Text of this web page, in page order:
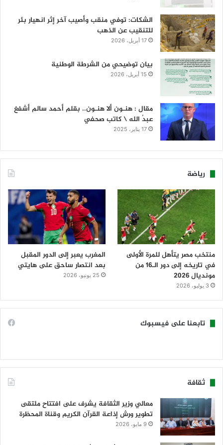
الشكات: توفي منقب وأصيب آخر إثر انهيار بئر
للتنقيب عن الذهب
17 أبريل، 2026
بيان توضيحي من الشرطة الوطنية
15 أبريل، 2026
مقال : هنـون ألا هنـون.. بقلم أحمد سالم أشفغ
عبدُ الله \ كاتب صحفي
17 يناير، 2025
رياضة
منتخب مصر يتأهل للمرة الأولى
في تاريخه إلى دور الـ16 من
مونديال 2026
3 يوليو، 2026
المغرب يعبر إلى الدور المقبل
بعد انتصار ساحق على هايتي
25 يونيو، 2026
تابعنا على فيسبوك
ثقافة
معالي وزير الثقافة يشرف على افتتاح ملتقى
تطوير ورش إذاعة القرآن الكريم وقناة المحظرة
9 مايو، 2026